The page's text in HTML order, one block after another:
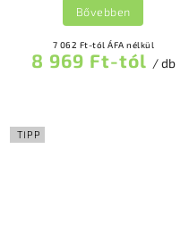
7 062 Ft-tól ÁFA nélkül
8 969 Ft-tól / db
Bővebben
TIPP